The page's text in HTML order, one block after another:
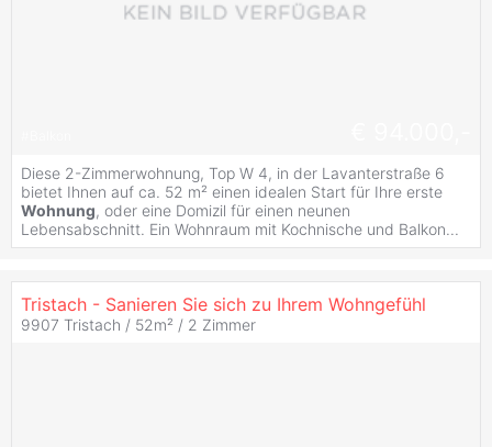
Diese 2-Zimmerwohnung, Top W 4, in der Lavanterstraße 6
bietet Ihnen auf ca. 52 m² einen idealen Start für Ihre erste
Wohnung, oder eine Domizil für einen neunen
Lebensabschnitt. Ein Wohnraum mit Kochnische und Balkon...
Tristach - Sanieren Sie sich zu Ihrem Wohngefühl
9907 Tristach / 52m² / 2 Zimmer